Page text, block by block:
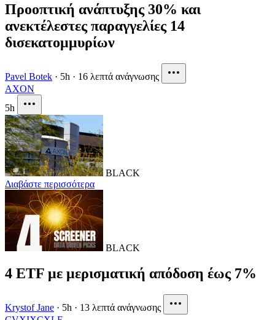
Προοπτική ανάπτυξης 30% και
ανεκτέλεστες παραγγελίες 14
δισεκατομμυρίων
Pavel Botek · 5h · 16 λεπτά ανάγνωσης
AXON
5h
BLACK
Διαβάστε περισσότερα
BLACK
4 ETF με μερισματική απόδοση έως 7%
Krystof Jane · 5h · 13 λεπτά ανάγνωσης